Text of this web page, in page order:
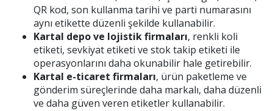
QR kod, son kullanma tarihi ve parti numarasını
aynı etikette düzenli şekilde kullanabilir.
Kartal depo ve lojistik firmaları, renkli koli
etiketi, sevkiyat etiketi ve stok takip etiketi ile
operasyonlarını daha okunabilir hale getirebilir.
Kartal e-ticaret firmaları, ürün paketleme ve
gönderim süreçlerinde daha markalı, daha düzenli
ve daha güven veren etiketler kullanabilir.